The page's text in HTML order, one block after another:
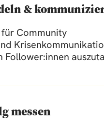
&
für Community
Follower:innen
messen